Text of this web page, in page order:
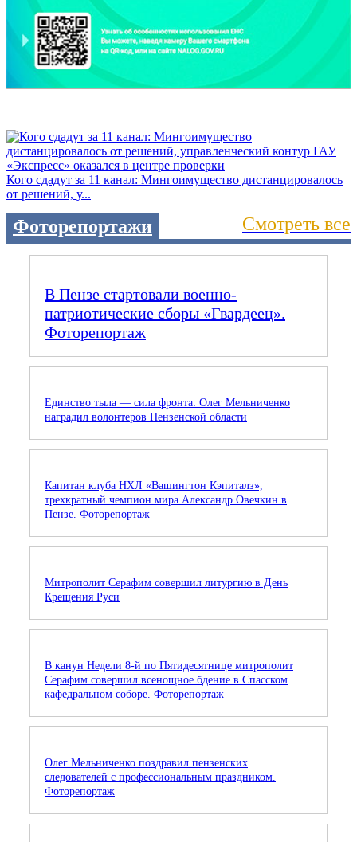
Кого сдадут за 11 канал: Мингоимущество дистанцировалось
от решений, у...
Фоторепортажи Смотреть все
В Пензе стартовали военно-
патриотические сборы «Гвардеец».
Фоторепортаж
Единство тыла — сила фронта: Олег Мельниченко
наградил волонтеров Пензенской области
Капитан клуба НХЛ «Вашингтон Кэпиталз»,
трехкратный чемпион мира Александр Овечкин в
Пензе. Фоторепортаж
Митрополит Серафим совершил литургию в День
Крещения Руси
В канун Недели 8-й по Пятидесятнице митрополит
Серафим совершил всенощное бдение в Спасском
кафедральном соборе. Фоторепортаж
Олег Мельниченко поздравил пензенских
следователей с профессиональным праздником.
Фоторепортаж